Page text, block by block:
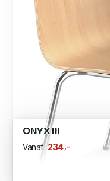
ONYX III
Vanaf 234 ,-